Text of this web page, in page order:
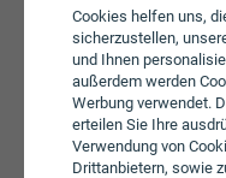
Cookies helfen uns,
sicherzustellen,
und Ihnen
außerdem werden
Werbung verwendet.
erteilen Sie Ihre
Verwendung von
Drittanbietern, sowie
Internet 5G M
Internet 5G S
Internet 5G S
Internet 5G XS
Internet 5G Young
Tablet Internet S